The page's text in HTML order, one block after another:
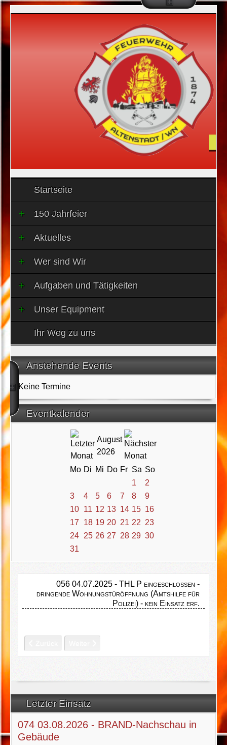
Startseite
150 Jahrfeier
Aktuelles
Wer sind Wir
Aufgaben und Tätigkeiten
Unser Equipment
Ihr Weg zu uns
Anstehende Events
Keine Termine
Eventkalender
August
2026
Mo Di Mi Do Fr Sa So
1
2
3
4 5 6 7 8
9
10 11 12 13 14 15 16
17
18 19 20 21 22 23
24 25 26 27 28 29 30
31
Letzter Einsatz
074 03.08.2026 - BRAND-Nachschau in
Gebäude
056 04.07.2025 - THL P eingeschlossen -
dringende Wohnungstüröffnung (Amtshilfe für
Polizei) - kein Einsatz erf.
Nächster Beitrag: 055 02.07.2025 - THL3 - VU